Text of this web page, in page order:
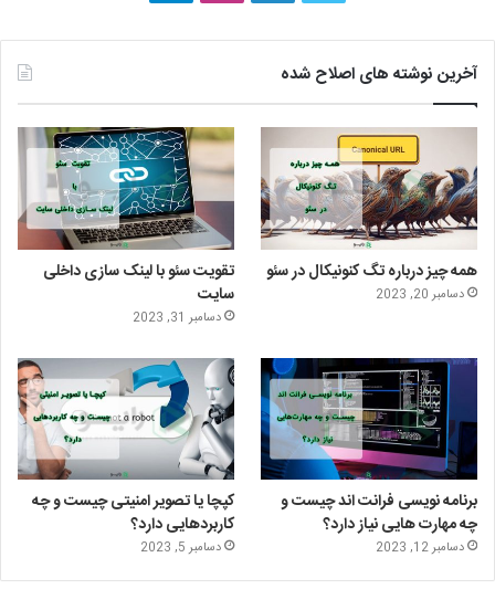
ی
ی
ت
ر
ک
ا
ی
س
ت
ا
گ
ر
م
ر
ا
م
آخرین نوشته های اصلاح شده
همه چیز درباره تگ کنونیکال در سئو
دسامبر 20, 2023
تقویت سئو با لینک سازی داخلی
سایت
دسامبر 31, 2023
برنامه نویسی فرانت اند چیست و
چه مهارت هایی نیاز دارد؟
دسامبر 12, 2023
کپچا یا تصویر امنیتی چیست و چه
کاربردهایی دارد؟
دسامبر 5, 2023